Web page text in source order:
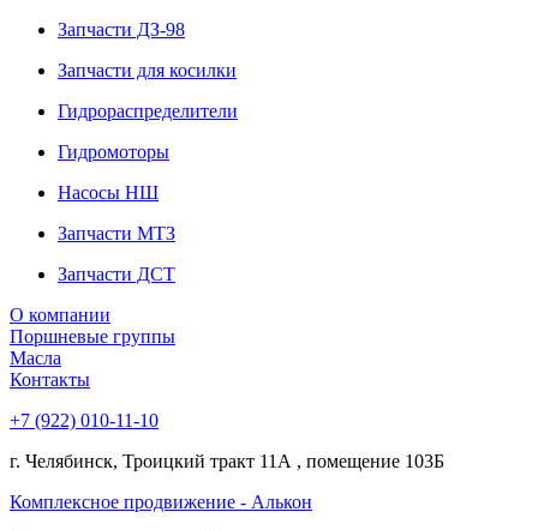
Запчасти ДЗ-98
Запчасти для косилки
Гидрораспределители
Гидромоторы
Насосы НШ
Запчасти МТЗ
Запчасти ДСТ
О компании
Поршневые группы
Масла
Контакты
+7 (922) 010-11-10
г. Челябинск, Троицкий тракт 11А , помещение 103Б
Комплексное продвижение - Алькон